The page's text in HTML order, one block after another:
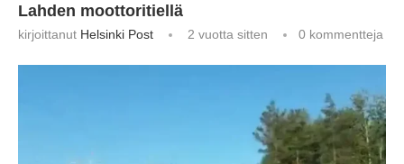
Lahden moottoritiellä
kirjoittanut Helsinki Post 2 vuotta sitten 0 kommentteja